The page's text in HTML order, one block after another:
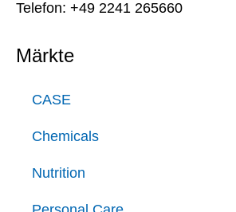
Telefon: +49 2241 265660
Märkte
CASE
Chemicals
Nutrition